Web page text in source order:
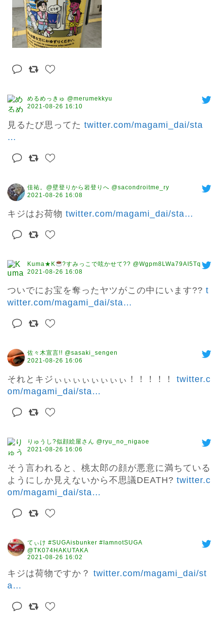
めるめっきゅ @merumekkyu
2021-08-26 16:10
見るたび思ってた twitter.com/magami_dai/sta
…
佳祐。@壁登りから岩登りへ @sacondroitme_ry
2021-08-26 16:08
キジはお荷物 twitter.com/magami_dai/sta…
Kuma★K
?すみっこで呟かせて?? @Wgpm8LWa79AI5Tq
2021-08-26 16:08
ついでにお宝を奪ったヤツがこの中にいます?? t
witter.com/magami_dai/sta…
佐々木宣言!! @sasaki_sengen
2021-08-26 16:06
それとキジぃぃぃぃぃぃぃぃ！！！！！ twitter.c
om/magami_dai/sta…
りゅうし?似顔絵屋さん @ryu_no_nigaoe
2021-08-26 16:06
そう言われると、桃太郎の顔が悪意に満ちている
ようにしか見えないから不思議DEATH? twitter.c
om/magami_dai/sta…
てぃけ #SUGAisbunker #IamnotSUGA
@TK074HAKUTAKA
2021-08-26 16:02
キジは荷物ですか？ twitter.com/magami_dai/st
a…